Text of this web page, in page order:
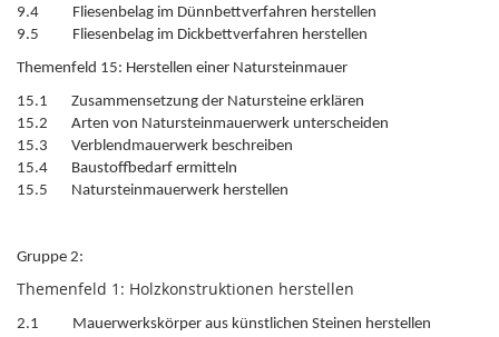
9.4 Fliesenbelag im Dünnbettverfahren herstellen
9.5 Fliesenbelag im Dickbettverfahren herstellen
Themenfeld 15: Herstellen einer Natursteinmauer
15.1 Zusammensetzung der Natursteine erklären
15.2 Arten von Natursteinmauerwerk unterscheiden
15.3 Verblendmauerwerk beschreiben
15.4 Baustoffbedarf ermitteln
15.5 Natursteinmauerwerk herstellen
Gruppe 2:
Themenfeld 1: Holzkonstruktionen herstellen
2.1 Mauerwerkskörper aus künstlichen Steinen herstellen